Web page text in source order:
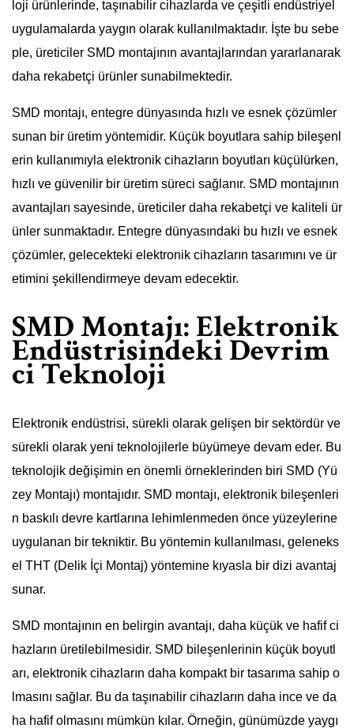
loji ürünlerinde, taşınabilir cihazlarda ve çeşitli endüstriyel
uygulamalarda yaygın olarak kullanılmaktadır. İşte bu sebe
ple, üreticiler SMD montajının avantajlarından yararlanarak
daha rekabetçi ürünler sunabilmektedir.
SMD montajı, entegre dünyasında hızlı ve esnek çözümler
sunan bir üretim yöntemidir. Küçük boyutlara sahip bileşenl
erin kullanımıyla elektronik cihazların boyutları küçülürken,
hızlı ve güvenilir bir üretim süreci sağlanır. SMD montajının
avantajları sayesinde, üreticiler daha rekabetçi ve kaliteli ür
ünler sunmaktadır. Entegre dünyasındaki bu hızlı ve esnek
çözümler, gelecekteki elektronik cihazların tasarımını ve ür
etimini şekillendirmeye devam edecektir.
SMD Montajı: Elektronik
Endüstrisindeki Devrim
ci Teknoloji
Elektronik endüstrisi, sürekli olarak gelişen bir sektördür ve
sürekli olarak yeni teknolojilerle büyümeye devam eder. Bu
teknolojik değişimin en önemli örneklerinden biri SMD (Yü
zey Montajı) montajıdır. SMD montajı, elektronik bileşenleri
n baskılı devre kartlarına lehimlenmeden önce yüzeylerine
uygulanan bir tekniktir. Bu yöntemin kullanılması, geleneks
el THT (Delik İçi Montaj) yöntemine kıyasla bir dizi avantaj
sunar.
SMD montajının en belirgin avantajı, daha küçük ve hafif ci
hazların üretilebilmesidir. SMD bileşenlerinin küçük boyutl
arı, elektronik cihazların daha kompakt bir tasarıma sahip o
lmasını sağlar. Bu da taşınabilir cihazların daha ince ve da
ha hafif olmasını mümkün kılar. Örneğin, günümüzde yaygı